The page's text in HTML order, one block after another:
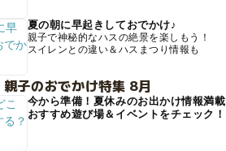
夏の朝に早起きしておでかけ♪
親子で神秘的なハスの絶景を楽しもう！
スイレンとの違い＆ハスまつり情報も
子のおでかけ特集 8月
今から準備！夏休みのお出かけ情報満載
おすすめ遊び場＆イベントをチェック！